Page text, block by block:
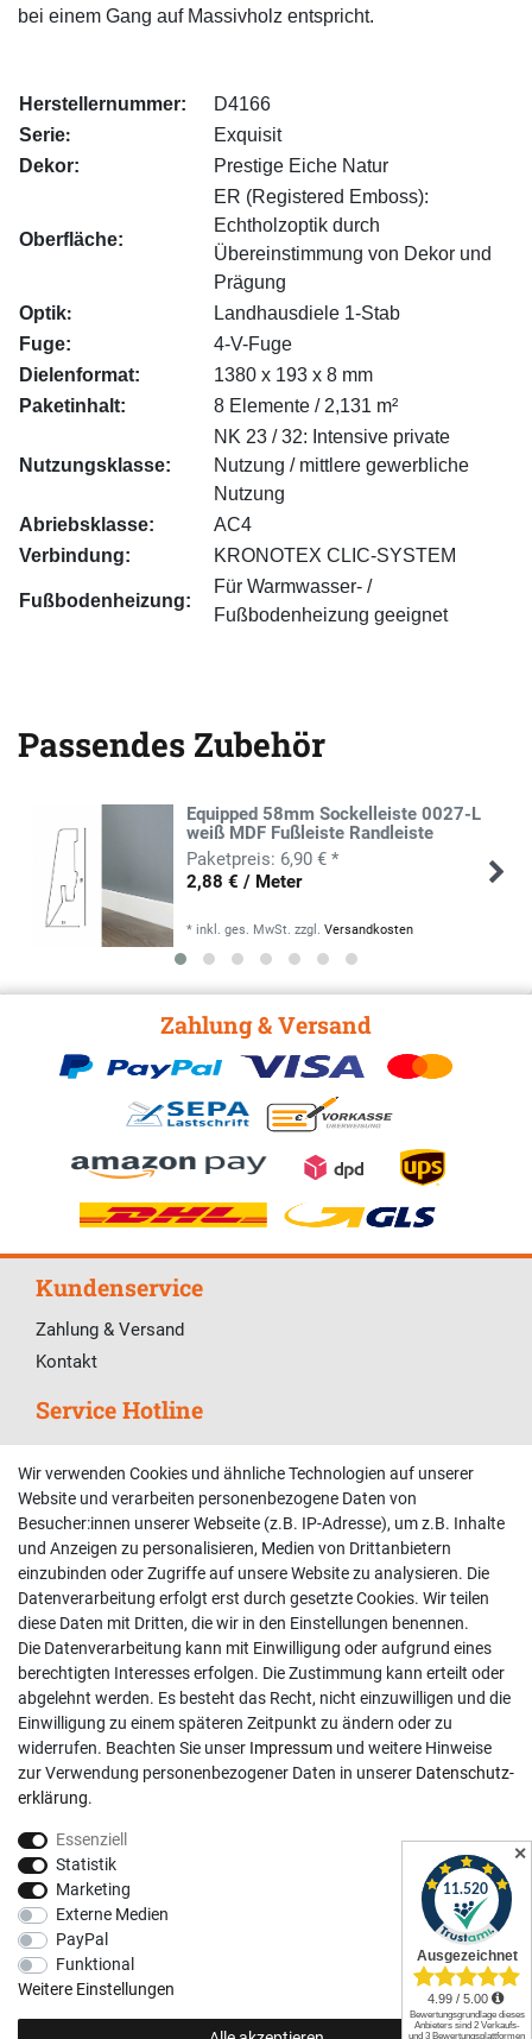
bei einem Gang auf Massivholz entspricht.
Herstellernummer:
D4166
Serie:
Exquisit
Dekor:
Prestige Eiche Natur
Oberfläche:
ER (Registered Emboss):
Echtholzoptik durch
Übereinstimmung von Dekor und
Prägung
Optik:
Landhausdiele 1-Stab
Fuge:
4-V-Fuge
Dielenformat:
1380 x 193 x 8 mm
Paketinhalt:
8 Elemente / 2,131 m²
Nutzungsklasse:
NK 23 / 32: Intensive private
Nutzung / mittlere gewerbliche
Nutzung
Abriebsklasse:
AC4
Verbindung:
KRONOTEX CLIC-SYSTEM
Fußbodenheizung:
Für Warmwasser- /
Fußbodenheizung geeignet
Passendes Zubehör
Equipped 58mm Sockelleiste 0027-L
weiß MDF Fußleiste Randleiste
6,90 € *
2,88 € / Meter
* inkl. ges. MwSt. zzgl.Versandkosten
Zahlung & Versand
Kundenservice
Zahlung & Versand
Kontakt
Service Hotline
Telefonische Unterstützung und Beratung unter:
02381 9878909
Mo-Fr, 9:00 - 18:00 Uhr
Sa, 9:00 - 13:00 Uhr
Kundenkonto
Registrieren
Login
Hilfe
Informationen
Impressum
Datenschutzerklärung
AGB
Vertrag widerrufen
Social Media
✕
Wir verwenden Cookies und ähnliche Technologien auf unserer
Website und verarbeiten personenbezogene Daten von
Besucher:innen unserer Webseite (z.B. IP-Adresse), um z.B. Inhalte
und Anzeigen zu personalisieren, Medien von Drittanbietern
einzubinden oder Zugriffe auf unsere Website zu analysieren. Die
Datenverarbeitung erfolgt erst durch gesetzte Cookies. Wir teilen
diese Daten mit Dritten, die wir in den Einstellungen benennen.
Die Datenverarbeitung kann mit Einwilligung oder aufgrund eines
berechtigten Interesses erfolgen. Die Zustimmung kann erteilt oder
abgelehnt werden. Es besteht das Recht, nicht einzuwilligen und die
Einwilligung zu einem späteren Zeitpunkt zu ändern oder zu
widerrufen. Beachten Sie unser Impressum und weitere Hinweise
zur Verwendung personenbezogener Daten in unserer Daten­schutz­
erklärung.
Essenziell
Statistik
Marketing
Externe Medien
PayPal
Funktional
Weitere Einstellungen